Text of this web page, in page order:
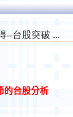
的台股分析